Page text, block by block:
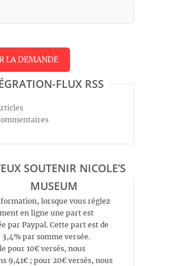
FLUX RSS
SOUTENIR NICOLE’S
MUSEUM
lorsque vous réglez
en ligne une part est
par Paypal. Cette part est de
3,4% par somme versée.
pour 10€ versés, nous
9,41€ ; pour 20€ versés, nous